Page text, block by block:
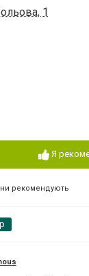
1
Я
рекомендують